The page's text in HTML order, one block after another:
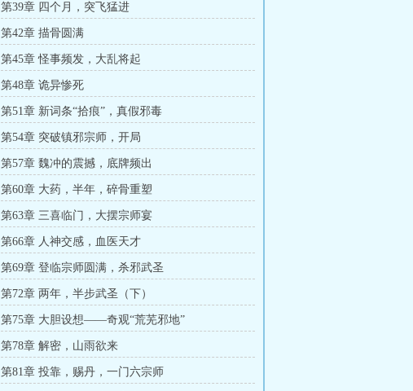
第39章 四个月，突飞猛进
第42章 描骨圆满
第45章 怪事频发，大乱将起
第48章 诡异惨死
第51章 新词条“拾痕”，真假邪毒
第54章 突破镇邪宗师，开局
第57章 魏冲的震撼，底牌频出
第60章 大药，半年，碎骨重塑
第63章 三喜临门，大摆宗师宴
第66章 人神交感，血医天才
第69章 登临宗师圆满，杀邪武圣
第72章 两年，半步武圣（下）
第75章 大胆设想——奇观“荒芜邪地”
第78章 解密，山雨欲来
第81章 投靠，赐丹，一门六宗师